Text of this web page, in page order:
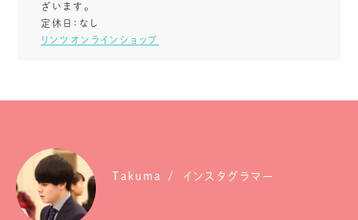
ざいます。
定休日：なし
リンツオンラインショップ
Takuma インスタグラマー